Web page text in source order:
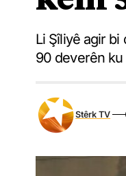
Li Şîliyê agir
90 deverên
Stêrk TV